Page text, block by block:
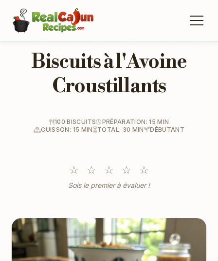
Biscuits à l'Avoine
Croustillants
100 BISCUITS
PRÉPARATION: 15 MIN
CUISSON: 15 MIN
TOTAL: 30 MIN DÉBUTANT
☆ ☆ ☆ ☆ ☆
Sois le premier à évaluer !